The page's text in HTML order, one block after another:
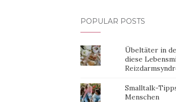
POPULAR POSTS
Übeltäter in
diese
Smalltalk-
Menschen